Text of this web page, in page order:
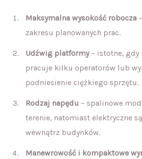
Maksymalna wysokość robocza
zakresu planowanych prac.
Udźwig platformy– istotne, gdy
pracuje kilku operatorów lub
podniesienie ciężkiego sprzętu.
Rodzaj napędu – spalinowe
terenie, natomiast elektryczne
wewnątrz budynków.
Manewrowość i kompaktowe